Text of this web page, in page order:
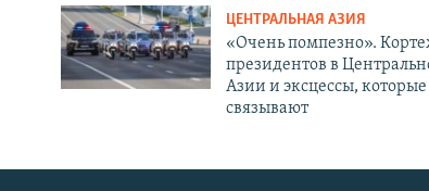
ЦЕНТРАЛЬНАЯ АЗИЯ
«Очень помпезно».
президентов в
Азии и эксцессы,
связывают